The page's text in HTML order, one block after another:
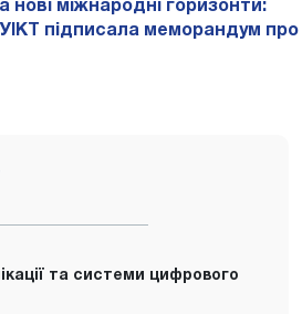
нові міжнародні горизонти:
підписала меморандум про
та системи цифрового